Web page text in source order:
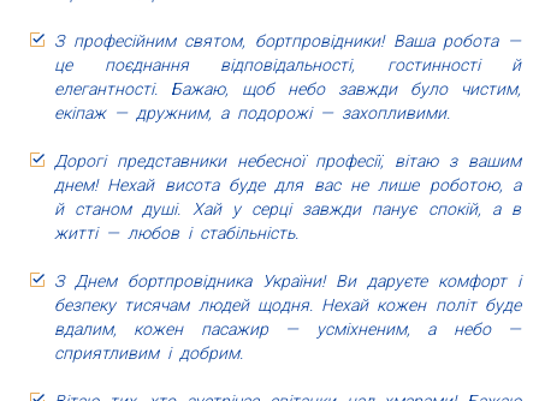
З професійним святом, бортпровідники! Ваша робота —
це поєднання відповідальності, гостинності й
елегантності. Бажаю, щоб небо завжди було чистим,
екіпаж — дружним, а подорожі — захопливими.
Дорогі представники небесної професії, вітаю з вашим
днем! Нехай висота буде для вас не лише роботою, а
й станом душі. Хай у серці завжди панує спокій, а в
житті — любов і стабільність.
З Днем бортпровідника України! Ви даруєте комфорт і
безпеку тисячам людей щодня. Нехай кожен політ буде
вдалим, кожен пасажир — усміхненим, а небо —
сприятливим і добрим.